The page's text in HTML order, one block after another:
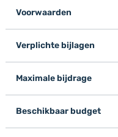
Voorwaarden
Verplichte bijlagen
Maximale bijdrage
Beschikbaar budget